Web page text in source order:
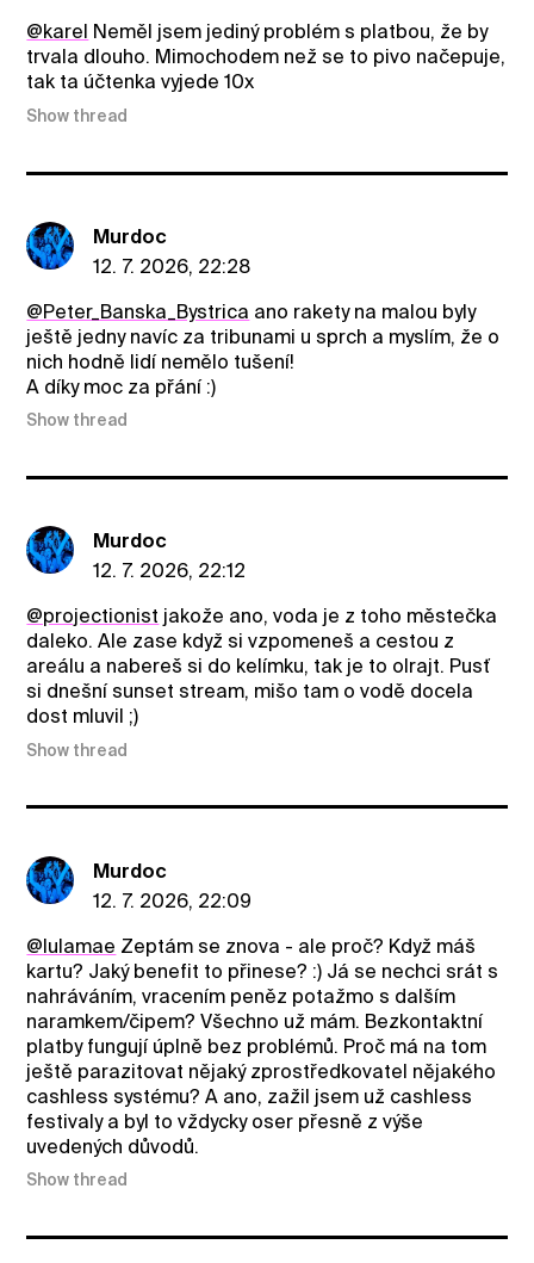
@karel Neměl jsem jediný problém s platbou, že by
trvala dlouho. Mimochodem než se to pivo načepuje,
tak ta účtenka vyjede 10x
Show thread
Murdoc
12. 7. 2026, 22:28
@Peter_Banska_Bystrica ano rakety na malou byly
ještě jedny navíc za tribunami u sprch a myslím, že o
nich hodně lidí nemělo tušení!
A díky moc za přání :)
Show thread
Murdoc
12. 7. 2026, 22:12
@projectionist jakože ano, voda je z toho městečka
daleko. Ale zase když si vzpomeneš a cestou z
areálu a nabereš si do kelímku, tak je to olrajt. Pusť
si dnešní sunset stream, mišo tam o vodě docela
dost mluvil ;)
Show thread
Murdoc
12. 7. 2026, 22:09
@lulamae Zeptám se znova - ale proč? Když máš
kartu? Jaký benefit to přinese? :) Já se nechci srát s
nahráváním, vracením peněz potažmo s dalším
naramkem/čipem? Všechno už mám. Bezkontaktní
platby fungují úplně bez problémů. Proč má na tom
ještě parazitovat nějaký zprostředkovatel nějakého
cashless systému? A ano, zažil jsem už cashless
festivaly a byl to vždycky oser přesně z výše
uvedených důvodů.
Show thread